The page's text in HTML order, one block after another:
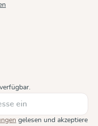
gelesen und akzeptiere